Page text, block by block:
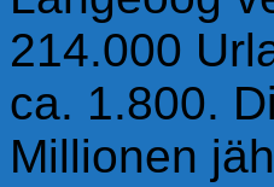
214.000
ca. 1.800.
Millionen